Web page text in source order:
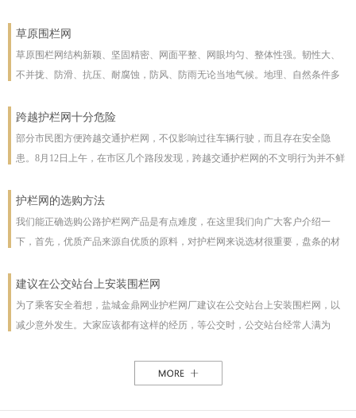
彻底改善了脚手架技术
草原围栏网
草原围栏网结构新颖、坚固精密、网面平整、网眼均匀、整体性强。韧性大、
不并拢、防滑、抗压、耐腐蚀，防风、防雨无论当地气候。地理、自然条件多
受压力也不至发生松动变形现象。该产品防腐蚀性能好，有极强的防腐抗氧化
等特点，具有一般钢丝网都不具备的优点。克服了电焊网焊接点易开焊脱落的
缺点，一次安装永不松动，是保护草牧场、林场、高速公路和生态环境的最佳
跨越护栏网十分危险
部分市民图方便跨越交通护栏网，不仅影响过往车辆行驶，而且存在安全隐
患。8月12日上午，在市区几个路段发现，跨越交通护栏网的不文明行为并不鲜
护栏网，东西过往的车辆从其身旁疾驰而过;10时30分，两女一男由南向北跨越
交通护栏网;10时32分，两名女子在七一路北侧躲过3辆由东向西行驶的车辆，向
南跨越交通护栏网，护栏网南侧由西向东行驶的车辆急速行驶，两人在等待约1
一名志愿者称，据她观察，从7时30分至10时30分，约有30人在该路段跨越交通
护栏网的选购方法
我们能正确选购公路护栏网产品是有点难度，在这里我们向广大客户介绍一
下，首先，优质产品来源自优质的原料，对护栏网来说选材很重要，盘条的材
以下，我们为客户做了如下分析：1、护栏网网片质量，网片是由不同规格的盘
条（铁丝）焊接而成的，盘条的直径与强度直接影响到网片的质量，在选丝方
面应选择是由正规厂家生产的优质盘条拉出来的成品铁丝；其次是网片的焊接
能力，通常好的网片是每一个焊接或编制点都能够很好的连接。正规护栏网生
产厂，都是采用全自动焊接机来生产的，而一起小厂则采用手工焊接，通常质
建议在公交站台上安装围栏网
为了乘客安全着想，盐城金鼎网业护栏网厂建议在公交站台上安装围栏网，以
减少意外发生。大家应该都有这样的经历，等公交时，公交站台经常人满为
路线图朝的是非机动车道，便于观看，乘客不得不走下站台，而且上车下车都
是人挤人，这些情况均增加了乘客的危险性，如果在站台旁安装了围栏网，那